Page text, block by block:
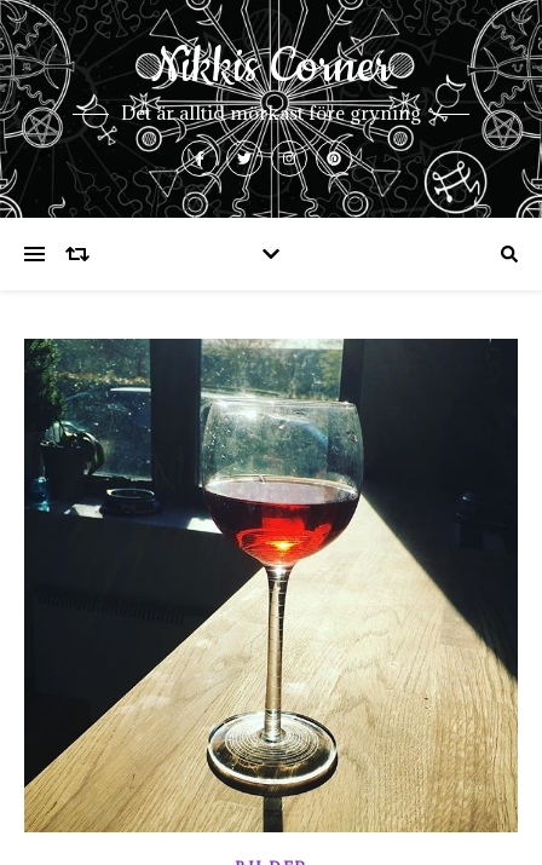
Nikkis Corner
Det är alltid mörkast före gryning